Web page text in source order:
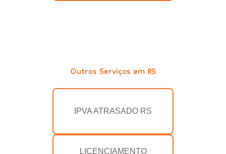
Outros Serviços em RS
IPVA ATRASADO RS
LICENCIAMENTO